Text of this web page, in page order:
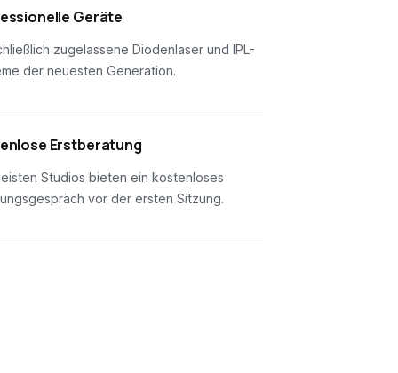
Geräte
zugelassene Diodenlaser und IPL-
der neuesten Generation.
Erstberatung
Studios bieten ein kostenloses
vor der ersten Sitzung.